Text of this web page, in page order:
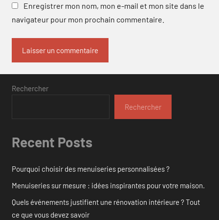
Enregistrer mon nom, mon e-mail et mon site dans le
navigateur pour mon prochain commentaire.
Rechercher
Rechercher
Recent Posts
Pourquoi choisir des menuiseries personnalisées ?
Menuiseries sur mesure : idées inspirantes pour votre maison.
Quels événements justifient une rénovation intérieure ? Tout
ce que vous devez savoir